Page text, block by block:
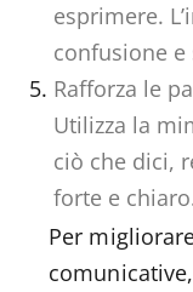
esprimere.
confusione e
Rafforza le
Utilizza la
ciò che dici,
forte e
Per